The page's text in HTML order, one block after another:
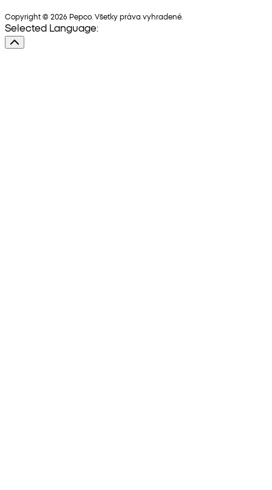
Copyright © 2026 Pepco. Všetky práva vyhradené.
Selected Language: